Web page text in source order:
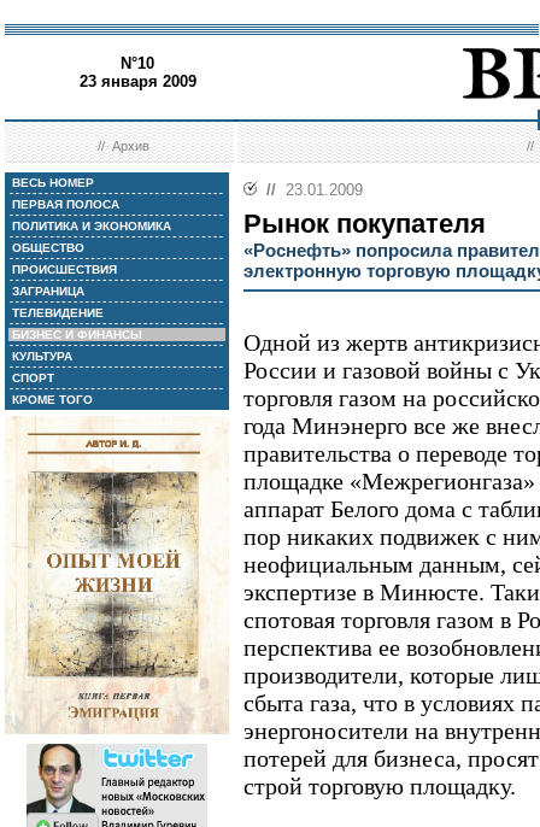
N°10
23 января 2009
//Архив //
ВЕСЬ НОМЕР
ПЕРВАЯ ПОЛОСА
ПОЛИТИКА И ЭКОНОМИКА
ОБЩЕСТВО
ПРОИСШЕСТВИЯ
ЗАГРАНИЦА
ТЕЛЕВИДЕНИЕ
БИЗНЕС И ФИНАНСЫ
КУЛЬТУРА
СПОРТ
КРОМЕ ТОГО
// 23.01.2009
Рынок покупателя
«Роснефть» попросила
электронную торговую
Одной из жертв
России и газовой войны с
торговля газом на
года Минэнерго все же
правительства о переводе
площадке
аппарат Белого дома с
пор никаких подвижек с
неофициальным данным,
экспертизе в Минюсте.
спотовая торговля газом в
перспектива ее
производители, которые
сбыта газа, что в условиях
энергоносители на
потерей для бизнеса,
строй торговую площадку.